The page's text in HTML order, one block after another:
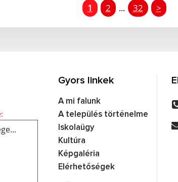
1 2 ... 32 >
Üzenetének szövege...
Gyors linkek
A mi falunk
A település történelme
Iskolaügy
Kultúra
Képgaléria
Elérhetőségek